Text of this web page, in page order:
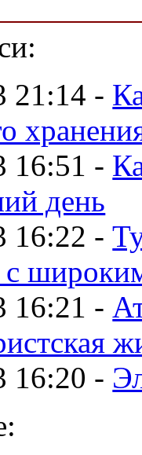
21:14 -
16:51 -
день
16:22 -
16:21 -
16:20 -